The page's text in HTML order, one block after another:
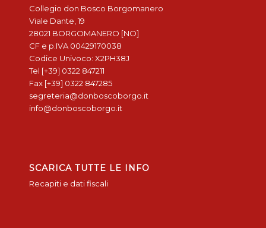
Collegio don Bosco Borgomanero
Viale Dante, 19
28021 BORGOMANERO [NO]
CF e p.IVA 00429170038
Codice Univoco: X2PH38J
Tel [+39] 0322 847211
Fax [+39] 0322 847285
segreteria@donboscoborgo.it
info@donboscoborgo.it
SCARICA TUTTE LE INFO
Recapiti e dati fiscali